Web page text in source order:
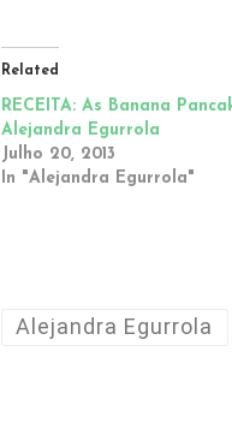
Related
RECEITA: As Banana
Alejandra Egurrola
Julho 20, 2013
In "Alejandra Egurrola"
Alejandra Egurrola